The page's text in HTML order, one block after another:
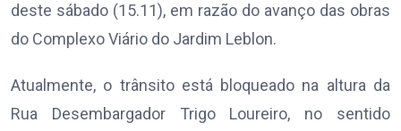
deste sábado (15.11), em razão do avanço das obras
do Complexo Viário do Jardim Leblon.
Atualmente, o trânsito está bloqueado na altura da
Rua Desembargador Trigo Loureiro, no sentido